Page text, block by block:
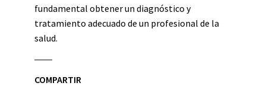
fundamental obtener un diagnóstico y
tratamiento adecuado de un profesional de la
salud.
COMPARTIR